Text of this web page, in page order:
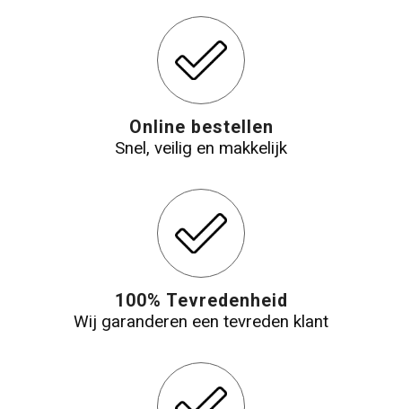
Online bestellen
Snel, veilig en makkelijk
100% Tevredenheid
Wij garanderen een tevreden klant